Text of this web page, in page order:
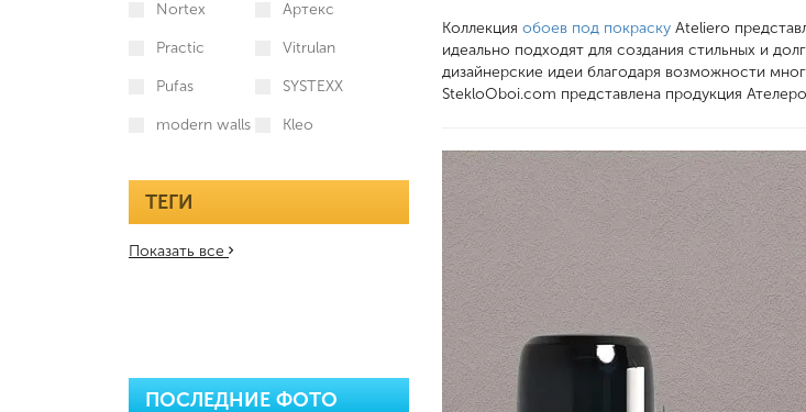
Nortex Артекс
Practic Vitrulan
Pufas SYSTEXX
modern walls Kleo
ТЕГИ
Показать все
ПОСЛЕДНИЕ ФОТО
Коллекция обоев под покраску Ateliero
идеально подходят для создания стильных и
дизайнерские идеи благодаря возможности
StekloOboi.com представлена продукция